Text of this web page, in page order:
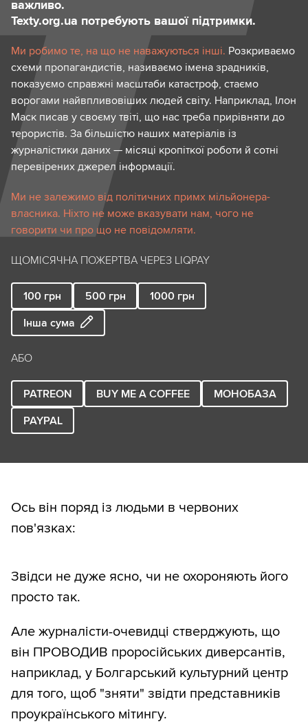
важливо.
Texty.org.ua потребують вашої підтримки.
Ми робимо те, на що не наважуються інші. Розкриваємо
схеми пропагандистів, називаємо імена зрадників,
показуємо справжні масштаби катастроф, стаємо
ворогами найвпливовіших людей світу. Наприклад, Ілон
Маск писав у своєму твіті, що нас треба прирівняти до
терористів. За більшістю наших матеріалів із
журналістики даних — місяці кропіткої роботи й сотні
перевірених джерел інформації.
Ми не залежимо від політичних примх мільйонера-
власника. Ніхто не може вказувати нам, чого не
говорити чи про що не повідомляти.
ЩОМІСЯЧНА ПОЖЕРТВА ЧЕРЕЗ LIQPAY
100 грн 500 грн 1000 грн
Інша сума
АБО
PATREON BUY ME A COFFEE
МОНОБАЗА
PAYPAL
Ось він поряд із людьми в червоних
пов'язках:
Звідси не дуже ясно, чи не охороняють його
просто так.
Але журналісти-очевидці стверджують, що
він ПРОВОДИВ проросійських диверсантів,
наприклад, у Болгарський культурний центр
для того, щоб "зняти" звідти представників
проукраїнського мітингу.